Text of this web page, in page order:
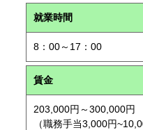
就業時間
8：00～17：00
賃金
203,000円～300,000円
（職務手当3,000円